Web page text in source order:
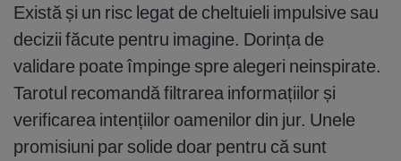
Există și un risc legat de cheltuieli impulsive sau
decizii făcute pentru imagine. Dorința de
validare poate împinge spre alegeri neinspirate.
Tarotul recomandă filtrarea informațiilor și
verificarea intențiilor oamenilor din jur. Unele
promisiuni par solide doar pentru că sunt